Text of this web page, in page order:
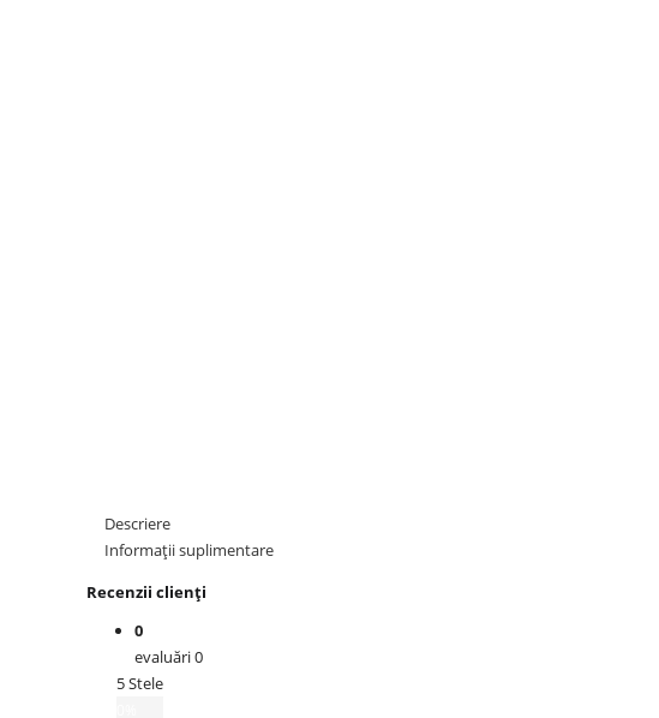
Descriere
Informații suplimentare
Recenzii clienți
0
evaluări 0
5 Stele